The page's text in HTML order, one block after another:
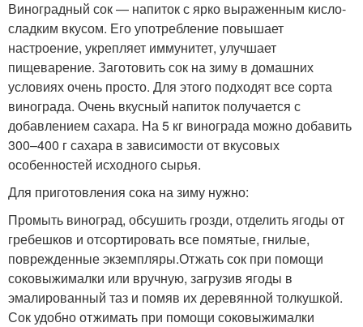
Виноградный сок — напиток с ярко выраженным кисло-
сладким вкусом. Его употребление повышает
настроение, укрепляет иммунитет, улучшает
пищеварение. Заготовить сок на зиму в домашних
условиях очень просто. Для этого подходят все сорта
винограда. Очень вкусный напиток получается с
добавлением сахара. На 5 кг винограда можно добавить
300–400 г сахара в зависимости от вкусовых
особенностей исходного сырья.
Для приготовления сока на зиму нужно:
Промыть виноград, обсушить грозди, отделить ягоды от
гребешков и отсортировать все помятые, гнилые,
поврежденные экземпляры.Отжать сок при помощи
соковыжималки или вручную, загрузив ягоды в
эмалированный таз и помяв их деревянной толкушкой.
Сок удобно отжимать при помощи соковыжималки